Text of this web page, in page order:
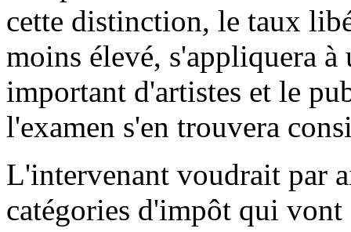
cette distinction, le taux
moins élevé, s'appliquera
important d'artistes et le
l'examen s'en trouvera
L'intervenant voudrait par
catégories d'impôt qui vont